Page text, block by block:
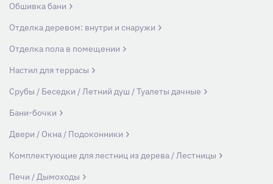
Обшивка бани
Отделка деревом: внутри и снаружи
Отделка пола в помещении
Настил для террасы
Срубы / Беседки / Летний душ / Туалеты дачные
Бани-бочки
Двери / Окна / Подоконники
Комплектующие для лестниц из дерева / Лестницы
Печи / Дымоходы